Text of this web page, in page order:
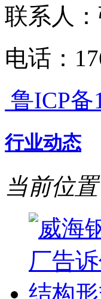
联系人
电话：
鲁ICP备
行业动态
当前位置